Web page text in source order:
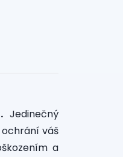
Jedinečný
váš
a